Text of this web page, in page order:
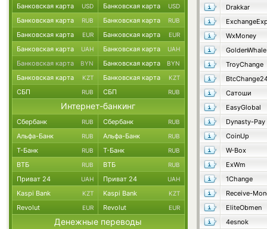
Drakkar
WxMoney
GoldenWhale
TroyChange
Сатоши
EasyGlobal
Dynasty-Pay
CoinUp
W-Box
ExWm
1Change
Receive-
EliteObmen
4esnok
Банковская карта USD Банковская карта USD
Банковская карта RUB Банковская карта RUB
Банковская карта EUR Банковская карта EUR
Банковская карта UAH Банковская карта UAH
Банковская карта BYN Банковская карта BYN
Банковская карта KZT Банковская карта KZT
СБП RUB СБП RUB
Интернет-банкинг
Сбербанк RUB Сбербанк RUB
Альфа-Банк RUB Альфа-Банк RUB
Т-Банк RUB Т-Банк RUB
ВТБ RUB ВТБ RUB
Приват 24 UAH Приват 24 UAH
Kaspi Bank KZT Kaspi Bank KZT
Revolut EUR Revolut EUR
Денежные переводы